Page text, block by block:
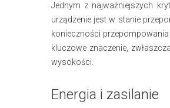
Jednym z najważniejszych
urządzenie jest w stanie
konieczności
kluczowe znaczenie,
wysokości.
Energia i zasilanie